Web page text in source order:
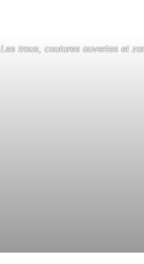
Les trous, coutures ouvertes et